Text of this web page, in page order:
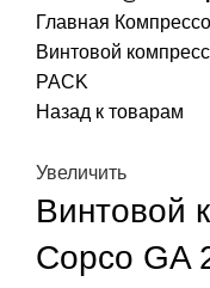
Главная
Винтовой
PACK
Назад к товарам
Увеличить
Винтовой
Copco GA